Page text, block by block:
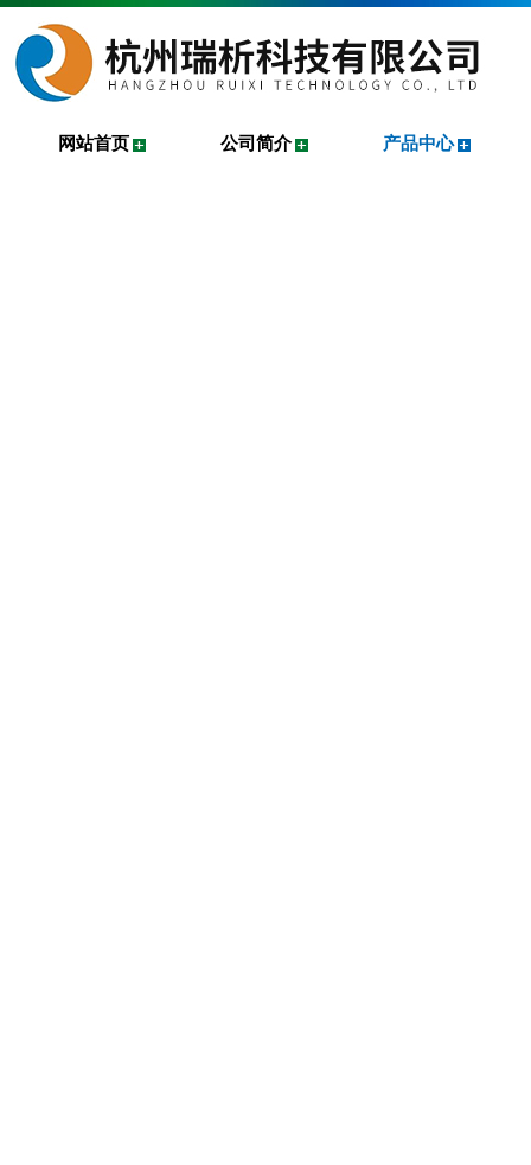
网站首页 公司简介 产品中心